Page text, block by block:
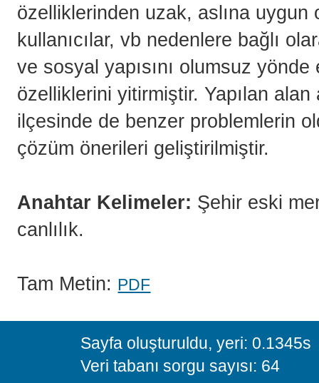
özelliklerinden uzak, aslına
kullanıcılar, vb nedenlere bağlı
ve sosyal yapısını olumsuz
özelliklerini yitirmiştir. Yapılan
ilçesinde de benzer problemlerin
çözüm önerileri geliştirilmiştir.
Anahtar Kelimeler: Şehir eski
canlılık.
Tam Metin: PDF
Sayfa oluşturuldu, yeri: 0.1345s
Veri tabanı sorgu sayısı: 64